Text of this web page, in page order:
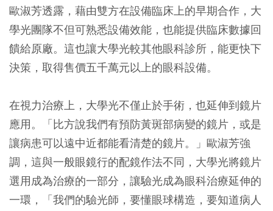
歐淑芳透露，藉由雙方在設備臨床上的早期合作，大
學光團隊不但可熟悉設備效能，也能提供臨床數據回
饋給原廠。這也讓大學光較其他眼科診所，能更快下
決策，取得售價五千萬元以上的眼科設備。
在視力治療上，大學光不僅止於手術，也延伸到鏡片
應用。「比方說我們有預防黃斑部病變的鏡片，或是
讓病患可以遠中近都能看清楚的鏡片。」歐淑芳強
調，這與一般眼鏡行的配鏡作法不同，大學光將鏡片
選用成為治療的一部分，讓驗光成為眼科治療延伸的
一環，「我們的驗光師，要懂眼球構造，要知道病人